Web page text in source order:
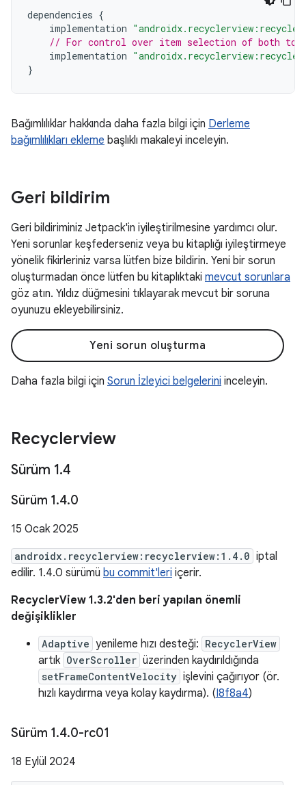
dependencies {
implementation
// For control over item selection of both
implementation
}
Bağımlılıklar hakkında daha fazla bilgi için Derleme
bağımlılıkları ekleme başlıklı makaleyi inceleyin.
Geri bildirim
Geri bildiriminiz Jetpack'in iyileştirilmesine yardımcı olur.
Yeni sorunlar keşfederseniz veya bu kitaplığı iyileştirmeye
yönelik fikirleriniz varsa lütfen bize bildirin. Yeni bir sorun
oluşturmadan önce lütfen bu kitaplıktaki mevcut sorunlara
göz atın. Yıldız düğmesini tıklayarak mevcut bir soruna
oyunuzu ekleyebilirsiniz.
Yeni sorun oluşturma
Daha fazla bilgi için Sorun İzleyici belgelerini inceleyin.
Recyclerview
Sürüm 1.4
Sürüm 1.4.0
15 Ocak 2025
androidx.recyclerview:recyclerview:1.4.0 iptal
edilir. 1.4.0 sürümü bu commit'leri içerir.
RecyclerView 1.3.2'den beri yapılan önemli
değişiklikler
Adaptive yenileme hızı desteği: RecyclerView
artık OverScroller üzerinden kaydırıldığında
setFrameContentVelocity işlevini çağırıyor (ör.
hızlı kaydırma veya kolay kaydırma). (I8f8a4)
Sürüm 1.4.0-rc01
18 Eylül 2024